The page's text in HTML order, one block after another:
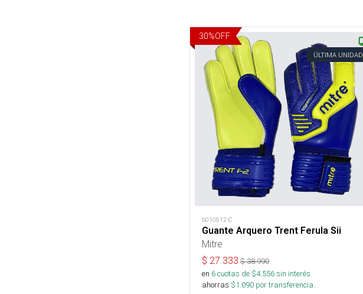
30%OFF
ÚLTIMA UNIDAD
b010612-C
Guante Arquero Trent Ferula Sii
Mitre
$ 27.333 $38.990
en 6cuotas de $4.556sin interés
ahorras $1.090 por transferencia.